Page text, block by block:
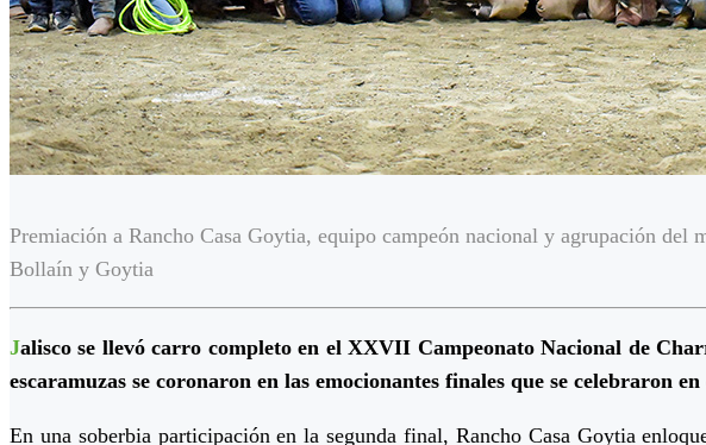
Premiación a Rancho Casa Goytia, equipo campeón nacional y agrupación del
Bollaín y Goytia
Jalisco se llevó carro completo en el XXVII Campeonato Nacional de
escaramuzas se coronaron en las emocionantes finales que se celebraron
En una soberbia participación en la segunda final, Rancho Casa Goytia